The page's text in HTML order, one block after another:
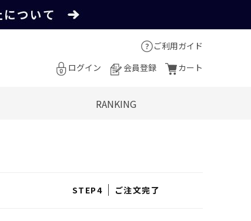
ご利用ガイド
ログイン
会員登録 カート
RANKING
ご注文完了